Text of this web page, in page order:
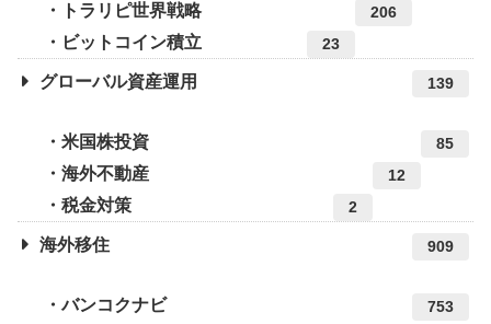
トラリピ世界戦略 206
ビットコイン積立 23
グローバル資産運用 139
米国株投資 85
海外不動産 12
税金対策 2
海外移住 909
バンコクナビ 753